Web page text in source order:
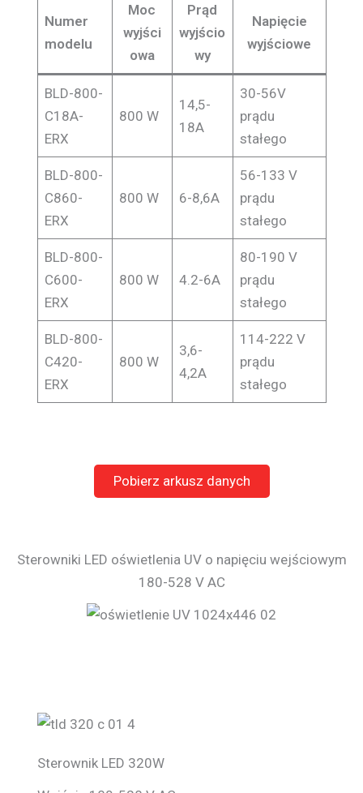
Numer
modelu
Moc
wyjści
owa
Prąd
wyjścio
wy
Napięcie
wyjściowe
BLD-800-
C18A-
ERX
800 W
14,5-
18A
30-56V
prądu
stałego
BLD-800-
C860-
ERX
800 W 6-8,6A
56-133 V
prądu
stałego
BLD-800-
C600-
ERX
800 W 4.2-6A
80-190 V
prądu
stałego
BLD-800-
C420-
ERX
800 W
3,6-
4,2A
114-222 V
prądu
stałego
Pobierz arkusz danych
Sterowniki LED oświetlenia UV o napięciu wejściowym
180-528 V AC
Sterownik LED 320W